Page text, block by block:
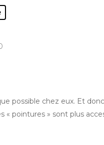
possible chez eux. Et
« pointures » sont plus